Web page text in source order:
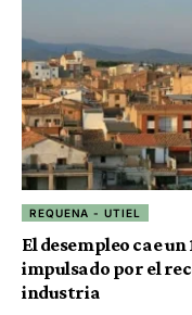
REQUENA - UTIEL
El desempleo cae
impulsado por el
industria